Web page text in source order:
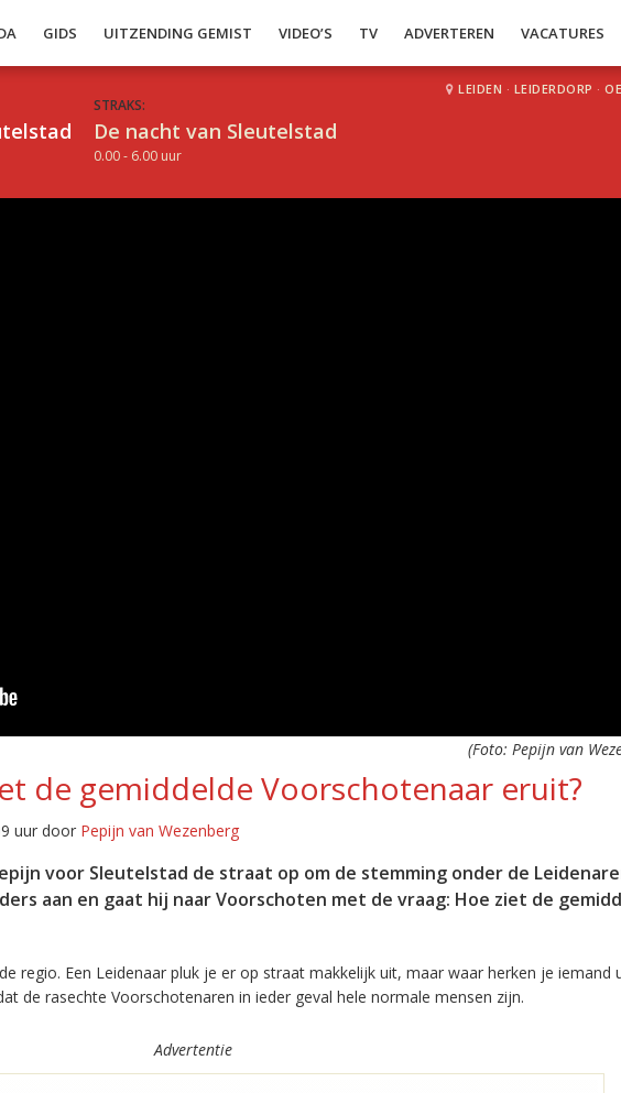
GIDS UITZENDING GEMIST VIDEO’S TV ADVERTEREN VACATURES
STRAKS:
De nacht van Sleutelstad
0.00 - 6.00 uur
LEIDEN · LEIDERDORP ·
(Foto: Pepijn van
de gemiddelde Voorschotenaar eruit?
uur door Pepijn van Wezenberg
voor Sleutelstad de straat op om de stemming onder de
aan en gaat hij naar Voorschoten met de vraag: Hoe ziet de
regio. Een Leidenaar pluk je er op straat makkelijk uit, maar waar herken je iemand
de rasechte Voorschotenaren in ieder geval hele normale mensen zijn.
Advertentie